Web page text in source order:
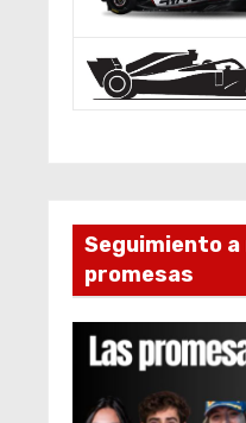
Seguimiento
promesas